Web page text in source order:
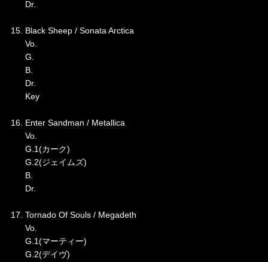
Dr.
15. Black Sheep / Sonata Arctica
Vo.
G.
B.
Dr.
Key
16. Enter Sandman / Metallica
Vo.
G.1(カーク)
G.2(ジェイムズ)
B.
Dr.
17. Tornado Of Souls / Megadeth
Vo.
G.1(マーティー)
G.2(デイヴ)